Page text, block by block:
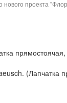
нового проекта
прямостоячая,
(Лапчатка